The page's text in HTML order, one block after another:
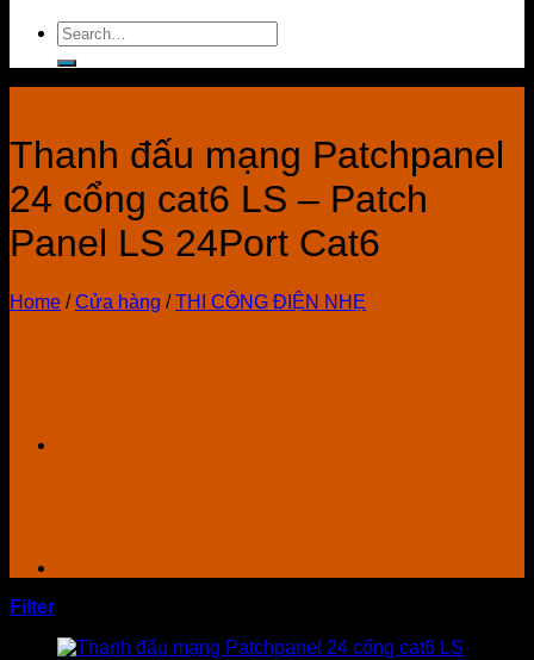
Search
for:
Thanh đấu mạng Patchpanel
24 cổng cat6 LS – Patch
Panel LS 24Port Cat6
Home / Cửa hàng / THI CÔNG ĐIỆN NHẸ
Filter